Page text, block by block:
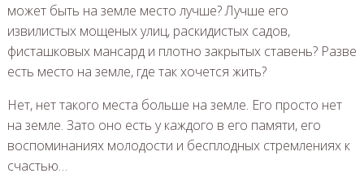
может быть на земле место лучше? Лучше его
извилистых мощеных улиц, раскидистых садов,
фисташковых мансард и плотно закрытых ставень? Разве
есть место на земле, где так хочется жить?
Нет, нет такого места больше на земле. Его просто нет
на земле. Зато оно есть у каждого в его памяти, его
воспоминаниях молодости и бесплодных стремлениях к
счастью…